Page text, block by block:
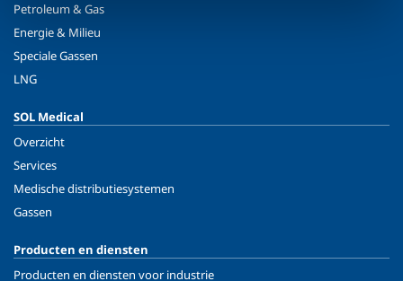
Petroleum & Gas
Energie & Milieu
Speciale Gassen
LNG
SOL Medical
Overzicht
Services
Medische distributiesystemen
Gassen
Producten en diensten
Producten en diensten voor industrie